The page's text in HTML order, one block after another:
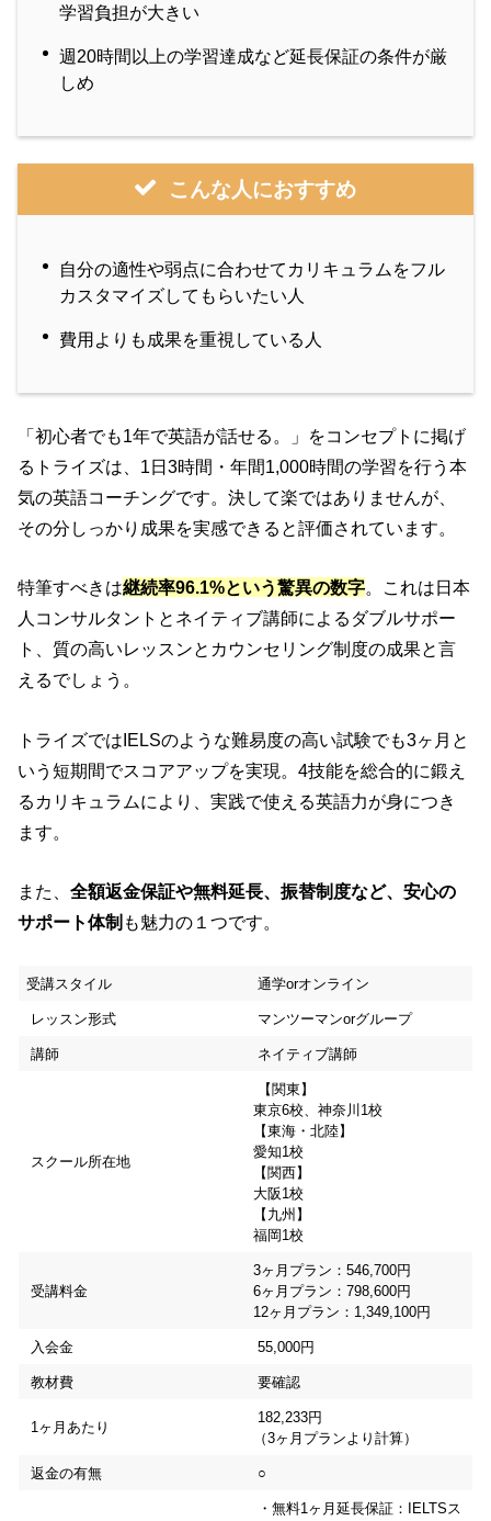
学習負担が大きい
週20時間以上の学習達成など延長保証の条件が厳
しめ
こんな人におすすめ
自分の適性や弱点に合わせてカリキュラムをフル
カスタマイズしてもらいたい人
費用よりも成果を重視している人
「初心者でも1年で英語が話せる。」をコンセプトに掲げ
るトライズは、1日3時間・年間1,000時間の学習を行う本
気の英語コーチングです。決して楽ではありませんが、
その分しっかり成果を実感できると評価されています。
特筆すべきは継続率96.1%という驚異の数字。これは日本
人コンサルタントとネイティブ講師によるダブルサポー
ト、質の高いレッスンとカウンセリング制度の成果と言
えるでしょう。
トライズではIELSのような難易度の高い試験でも3ヶ月と
いう短期間でスコアアップを実現。4技能を総合的に鍛え
るカリキュラムにより、実践で使える英語力が身につき
ます。
また、全額返金保証や無料延長、振替制度など、安心の
サポート体制 も魅力の１つです。
受講スタイル 通学orオンライン
レッスン形式 マンツーマンorグループ
講師 ネイティブ講師
スクール所在地
【関東】
東京6校、神奈川1校
【東海・北陸】
愛知1校
【関西】
大阪1校
【九州】
福岡1校
受講料金
3ヶ月プラン：546,700円
6ヶ月プラン：798,600円
12ヶ月プラン：1,349,100円
入会金 55,000円
教材費 要確認
1ヶ月あたり
182,233円
（3ヶ月プランより計算）
返金の有無 ○
・無料1ヶ月延長保証：IELTSス